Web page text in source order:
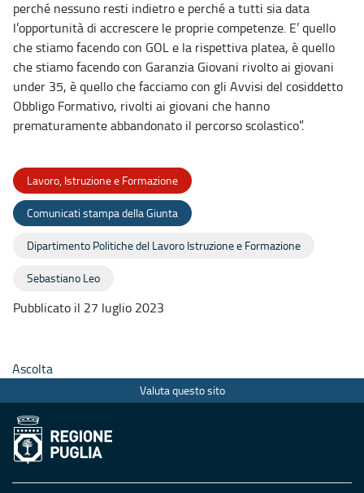
perché nessuno resti indietro e perché a tutti sia data
l’opportunità di accrescere le proprie competenze. E’ quello
che stiamo facendo con GOL e la rispettiva platea, è quello
che stiamo facendo con Garanzia Giovani rivolto ai giovani
under 35, è quello che facciamo con gli Avvisi del cosiddetto
Obbligo Formativo, rivolti ai giovani che hanno
prematuramente abbandonato il percorso scolastico”.
Lavoro, Istruzione e Formazione
Comunicati stampa della Giunta
Dipartimento Politiche del Lavoro Istruzione e Formazione
Sebastiano Leo
Pubblicato il 27 luglio 2023
Ascolta
Valuta questo sito